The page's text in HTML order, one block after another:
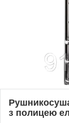
з полицею